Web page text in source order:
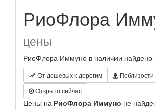
РиоФлора
цены
РиоФлора Иммуно в наличии найдено
От дешевых к дорогим
Поблизости
Открыто сейчас
Цены на РиоФлора Иммуно не